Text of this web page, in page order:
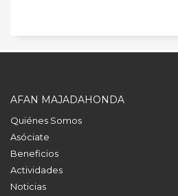
AFAN MAJADAHONDA
Quiénes Somos
Asóciate
Beneficios
Actividades
Noticias